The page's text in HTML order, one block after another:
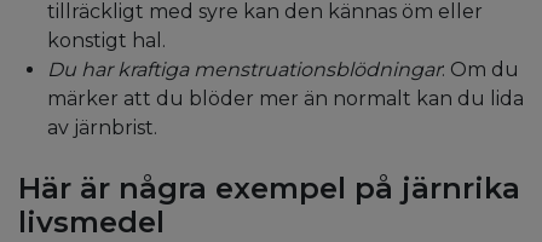
tillräckligt med syre kan den kännas öm eller
konstigt hal.
Du har kraftiga menstruationsblödningar: Om du
märker att du blöder mer än normalt kan du lida
av järnbrist.
Här är några exempel på järnrika
livsmedel